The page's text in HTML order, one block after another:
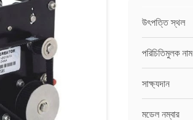
উৎপত্তি স্থল
পরিচিতিমুলক নাম
সাক্ষ্যদান
মডেল নম্বার